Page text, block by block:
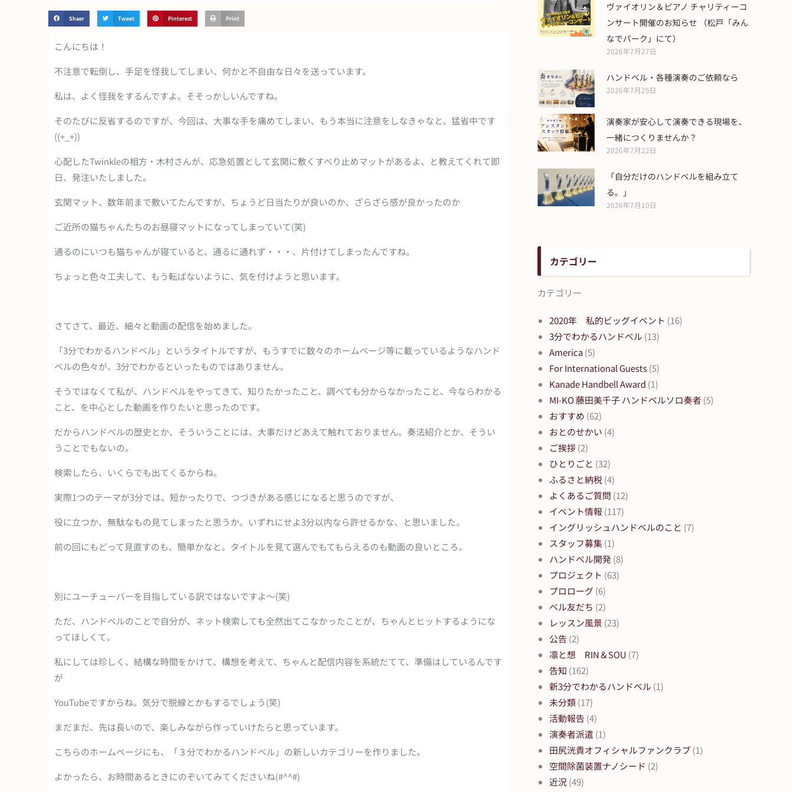
Shaer Tweet Pinterest Print
こんにちは！
不注意で転倒し、手足を怪我してしまい、何かと不自由な日々を送っています。
私は、よく怪我をするんですよ。そそっかしいんですね。
そのたびに反省するのですが、今回は、大事な手を痛めてしまい、もう本当に注意をしなきゃなと、猛省中です
((+_+))
心配したTwinkleの相方・木村さんが、応急処置として玄関に敷くすべり止めマットがあるよ、と教えてくれて即
日、発注いたしました。
玄関マット、数年前まで敷いてたんですが、ちょうど日当たりが良いのか、ざらざら感が良かったのか
ご近所の猫ちゃんたちのお昼寝マットになってしまっていて(笑)
通るのにいつも猫ちゃんが寝ていると、通るに通れず・・・、片付けてしまったんですね。
ちょっと色々工夫して、もう転ばないように、気を付けようと思います。
さてさて、最近、細々と動画の配信を始めました。
「3分でわかるハンドベル」というタイトルですが、もうすでに数々のホームページ等に載っているようなハンド
ベルの色々が、3分でわかるといったものではありません。
そうではなくて私が、ハンドベルをやってきて、知りたかったこと、調べても分からなかったこと、今ならわかる
こと、を中心とした動画を作りたいと思ったのです。
だからハンドベルの歴史とか、そういうことには、大事だけどあえて触れておりません。奏法紹介とか、そうい
うことでもないの。
検索したら、いくらでも出てくるからね。
実際1つのテーマが3分では、短かったりで、つづきがある感じになると思うのですが、
役に立つか、無駄なもの見てしまったと思うか。いずれにせよ3分以内なら許せるかな、と思いました。
前の回にもどって見直すのも、簡単かなと。タイトルを見て選んでもてもらえるのも動画の良いところ。
別にユーチューバーを目指している訳ではないですよ～(笑)
ただ、ハンドベルのことで自分が、ネット検索しても全然出てこなかったことが、ちゃんとヒットするようにな
ってほしくて。
私にしては珍しく、結構な時間をかけて、構想を考えて、ちゃんと配信内容を系統だてて、準備はしているんです
が
YouTubeですからね。気分で脱線とかもするでしょう(笑)
まだまだ、先は長いので、楽しみながら作っていけたらと思っています。
こちらのホームページにも、「３分でわかるハンドベル」の新しいカテゴリーを作りました。
よかったら、お時間あるときにのぞいてみてくださいね(#^^#)
ヴァイオリン＆ピアノ チャリティーコ
ンサート開催のお知らせ （松戸「みん
なでパーク」にて）
2026年7月27日
ハンドベル・各種演奏のご依頼なら
2026年7月25日
演奏家が安心して演奏できる現場を、
一緒につくりませんか？
2026年7月22日
「自分だけのハンドベルを組み立て
る。」
2026年7月10日
カテゴリー
カテゴリー
2020年 私的ビッグイベント (16)
3分でわかるハンドベル (13)
America(5)
For International Guests(5)
Kanade Handbell Award (1)
MI-KO 藤田美千子 ハンドベルソロ奏者(5)
おすすめ (62)
おとのせかい (4)
ご挨拶(2)
ひとりごと (32)
ふるさと納税(4)
よくあるご質問 (12)
イベント情報 (117)
イングリッシュハンドベルのこと (7)
スタッフ募集(1)
ハンドベル開発(8)
プロジェクト (63)
プロローグ(6)
ベル友だち (2)
レッスン風景 (23)
公告(2)
凛と想 RIN＆SOU (7)
告知 (162)
新3分でわかるハンドベル (1)
未分類(17)
活動報告(4)
演奏者派遣(1)
田尻洸貴オフィシャルファンクラブ(1)
空間除菌装置ナノシード (2)
近況(49)